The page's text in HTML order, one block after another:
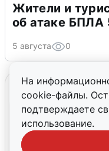
На
cookie-файлы.
подтверждаете
использование.
Жители и
об атаке БПЛА
5 августа 0